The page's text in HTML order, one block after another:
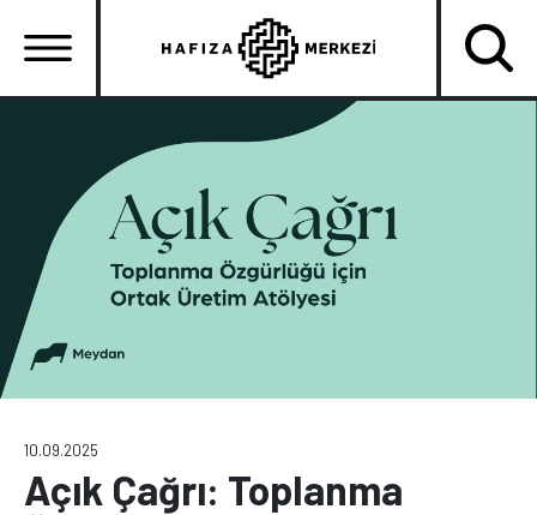
atla
menüsü
10.09.2025
Açık Çağrı: Toplanma